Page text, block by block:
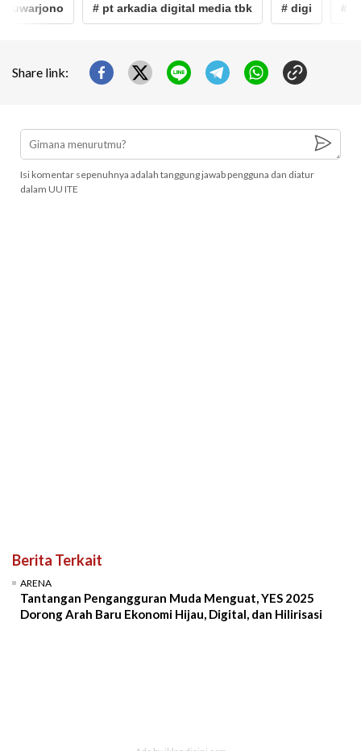
# pt arkadia digital media tbk # digi #
Share link:
Isi komentar sepenuhnya adalah tanggung jawab pengguna dan diatur
dalam UU ITE
Berita Terkait
ARENA
Tantangan Pengangguran Muda Menguat, YES 2025
Dorong Arah Baru Ekonomi Hijau, Digital, dan Hilirisasi